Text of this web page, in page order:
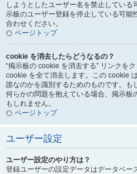
しようとしたユーザー名を禁止してい
示板のユーザー登録を停止している可能
合わせください。
ページトップ
cookie を消去したらどうなるの？
“掲示板の cookie を消去する” リンクを
cookie を全て消去します。この cookie
誰なのかを識別するためのものです。も
何らかの問題を抱えている場合、掲示
もしれません。
ページトップ
ユーザー設定
ユーザー設定のやり方は？
登録ユーザーの設定データはデータベー